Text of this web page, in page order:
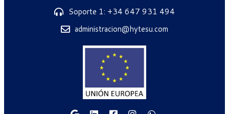
Soporte 1: +34 647 931 494
administracion@hytesu.com